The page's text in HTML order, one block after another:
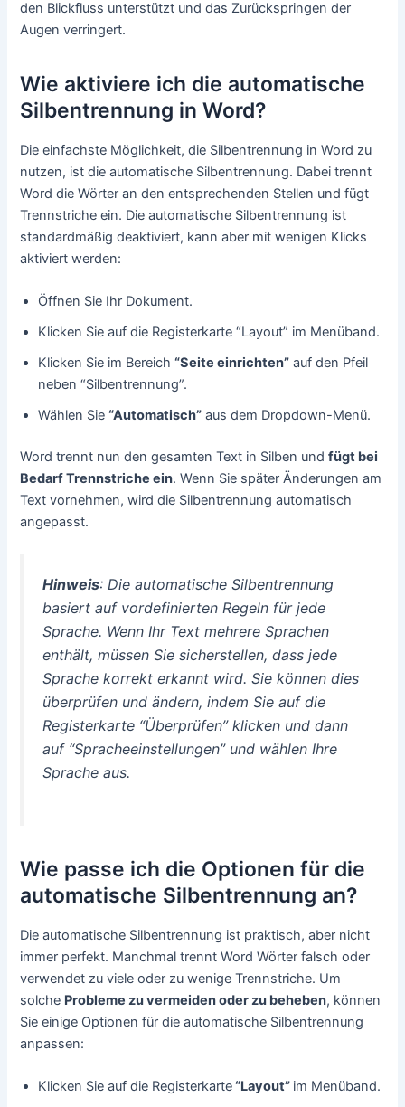
den Blickfluss unterstützt und das Zurückspringen der
Augen verringert.
Wie aktiviere ich die automatische
Silbentrennung in Word?
Die einfachste Möglichkeit, die Silbentrennung in Word zu
nutzen, ist die automatische Silbentrennung. Dabei trennt
Word die Wörter an den entsprechenden Stellen und fügt
Trennstriche ein. Die automatische Silbentrennung ist
standardmäßig deaktiviert, kann aber mit wenigen Klicks
aktiviert werden:
Öffnen Sie Ihr Dokument.
Klicken Sie auf die Registerkarte “Layout” im Menüband.
Klicken Sie im Bereich“Seite einrichten” auf den Pfeil
neben “Silbentrennung”.
Wählen Sie“Automatisch” aus dem Dropdown-Menü.
Word trennt nun den gesamten Text in Silben undfügt bei
Bedarf Trennstriche ein. Wenn Sie später Änderungen am
Text vornehmen, wird die Silbentrennung automatisch
angepasst.
Hinweis: Die automatische Silbentrennung
basiert auf vordefinierten Regeln für jede
Sprache. Wenn Ihr Text mehrere Sprachen
enthält, müssen Sie sicherstellen, dass jede
Sprache korrekt erkannt wird. Sie können dies
überprüfen und ändern, indem Sie auf die
Registerkarte “Überprüfen” klicken und dann
auf “Spracheeinstellungen” und wählen Ihre
Sprache aus.
Wie passe ich die Optionen für die
automatische Silbentrennung an?
Die automatische Silbentrennung ist praktisch, aber nicht
immer perfekt. Manchmal trennt Word Wörter falsch oder
verwendet zu viele oder zu wenige Trennstriche. Um
solche Probleme zu vermeiden oder zu beheben, können
Sie einige Optionen für die automatische Silbentrennung
anpassen:
Klicken Sie auf die Registerkarte“Layout” im Menüband.